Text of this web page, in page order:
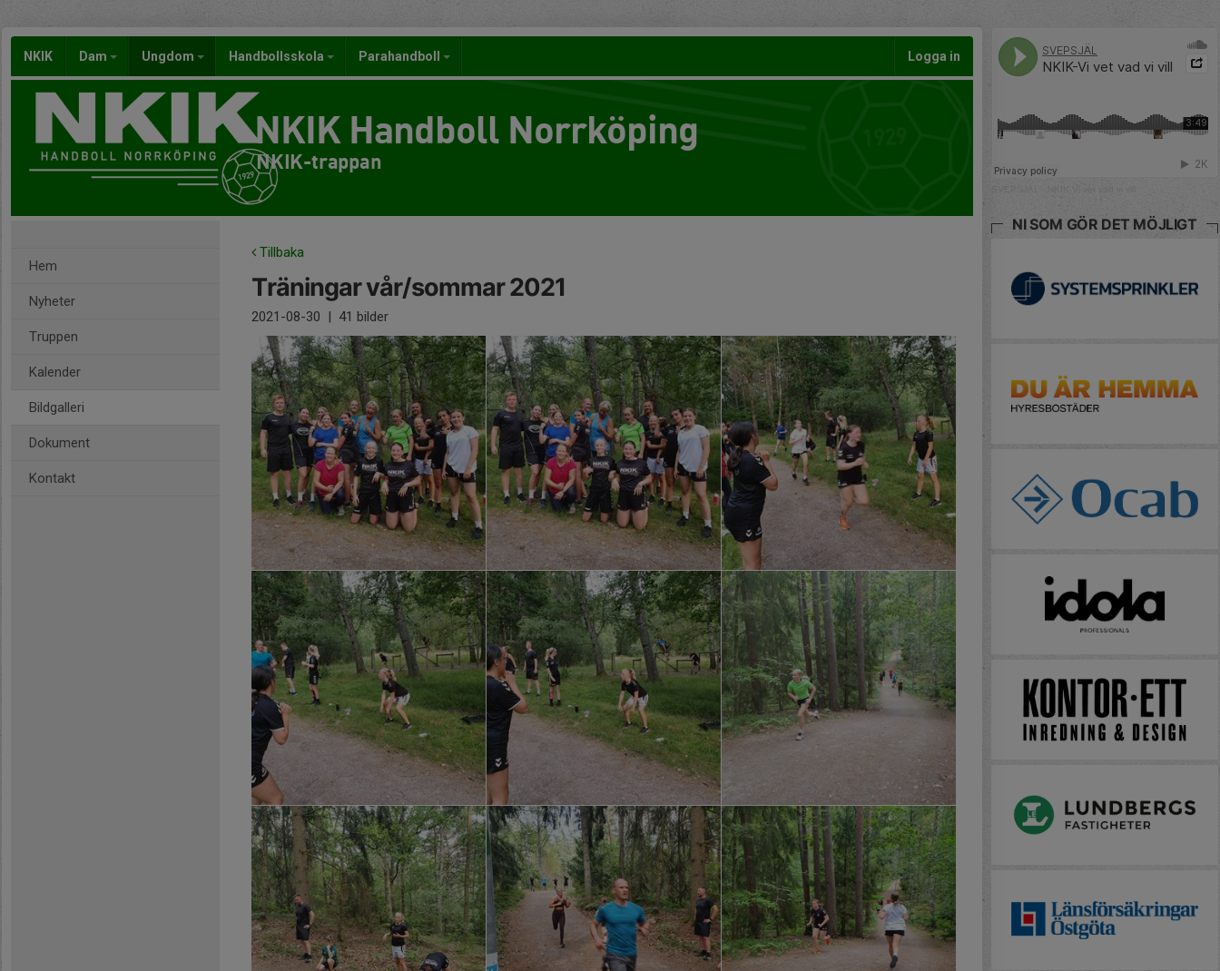
NKIK Dam Ungdom Handbollsskola Parahandboll Logga in
NKIK Handboll Norrköping
NKIK-trappan
Hem
Nyheter
Truppen
Kalender
Bildgalleri
Dokument
Kontakt
Tillbaka
Träningar vår/sommar 2021
2021-08-30 | 41 bilder
NI SOM GÖR DET MÖJLIGT